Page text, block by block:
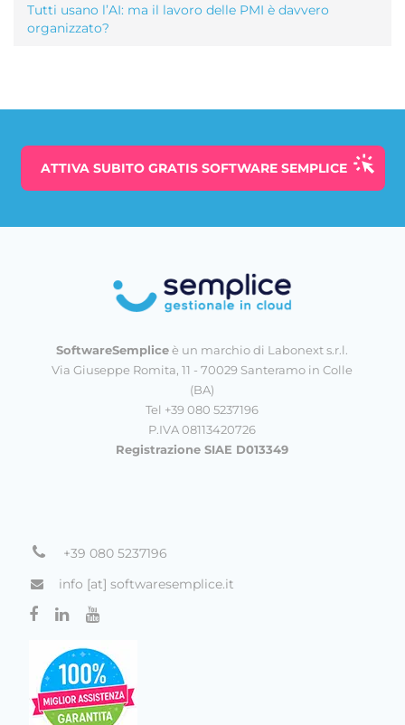
Tutti usano l’AI: ma il lavoro delle PMI è davvero
organizzato?
ATTIVA SUBITO GRATISSOFTWARE SEMPLICE
SoftwareSempliceè un marchio di Labonext s.r.l.
Via Giuseppe Romita, 11 - 70029 Santeramo in Colle
(BA)
Tel +39 080 5237196
P.IVA 08113420726
Registrazione SIAE D013349
+39 080 5237196
info [at] softwaresemplice.it